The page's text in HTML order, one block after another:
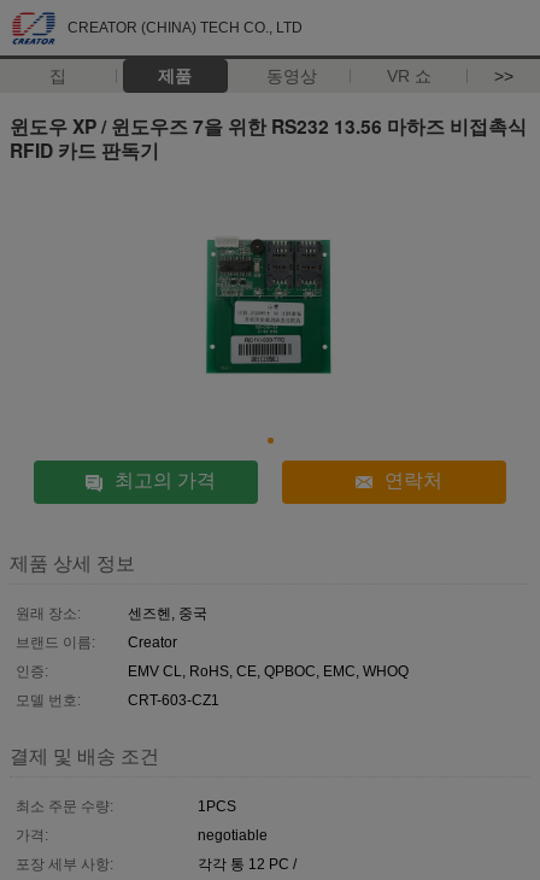
CREATOR (CHINA) TECH CO., LTD
집 제품 동영상 VR 쇼 >>
윈도우 XP / 윈도우즈 7을 위한 RS232 13.56 마하즈 비접촉식
RFID 카드 판독기
최고의 가격 연락처
제품 상세 정보
원래 장소:
센즈헨, 중국
브랜드 이름:
Creator
인증:
EMV CL, RoHS, CE, QPBOC, EMC, WHOQ
모델 번호:
CRT-603-CZ1
결제 및 배송 조건
최소 주문 수량:
1PCS
가격:
negotiable
포장 세부 사항:
각각 통 12 PC /